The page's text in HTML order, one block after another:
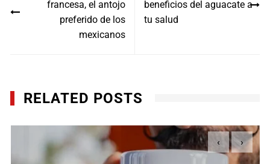
entradas
francesa, el antojo
preferido de los
mexicanos
beneficios del aguacate a
tu salud
RELATED POSTS
‹ ›